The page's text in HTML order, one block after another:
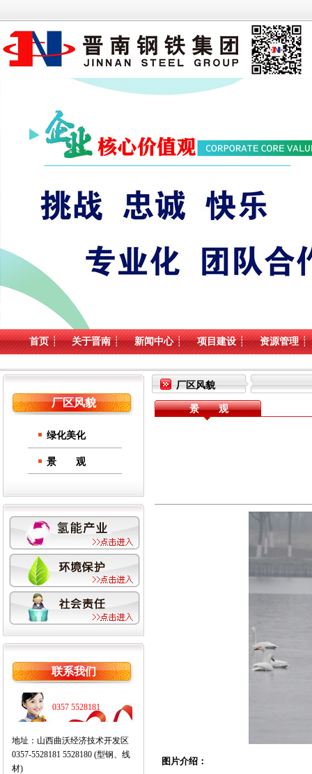
首页 ┊ 关于晋南 ┊ 新闻中心 ┊ 项目建设 ┊ 资源管理 ┊
厂区风貌
绿化美化
景 观
联系我们
0357 5528181
地址：山西曲沃经济技术开发区
0357-5528181 5528180 (型钢、线
材)
厂区风貌
景 观
图片介绍：